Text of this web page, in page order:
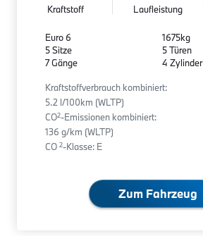
Kraftstoff Laufleistung
Euro 6
5 Sitze
7 Gänge
1675kg
5 Türen
4 Zylinder
Kraftstoffverbrauch kombiniert:
5.2 l/100km (WLTP)
CO2-Emissionen kombiniert:
136 g/km (WLTP)
CO 2-Klasse: E
Zum Fahrzeug